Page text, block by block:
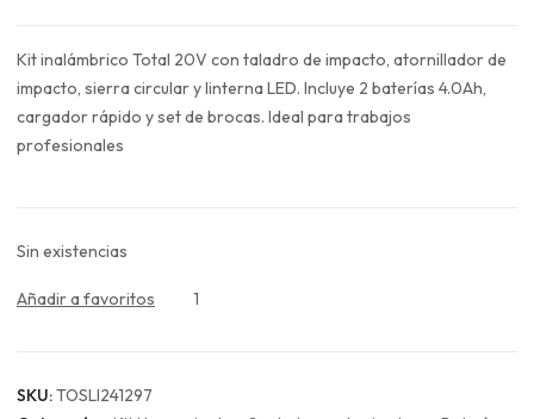
original
era:
$316.990.
actual
es:
$237.743.
Kit inalámbrico Total 20V con taladro de impacto, atornillador de
impacto, sierra circular y linterna LED. Incluye 2 baterías 4.0Ah,
cargador rápido y set de brocas. Ideal para trabajos
profesionales
Sin existencias
Añadir a favoritos 1
SKU:TOSLI241297